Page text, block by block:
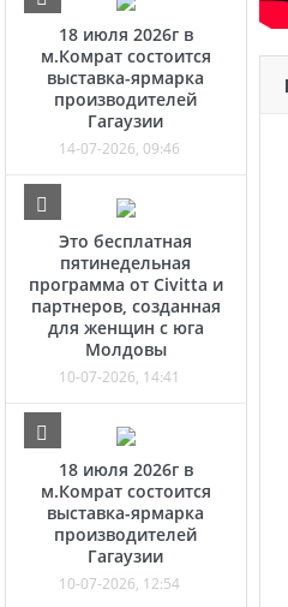
18 июля 2026г в
м.Комрат состоится
выставка-ярмарка
производителей
Гагаузии
14-07-2026, 09:46
Это бесплатная
пятинедельная
программа от Civitta и
партнеров, созданная
для женщин с юга
Молдовы
10-07-2026, 14:41
18 июля 2026г в
м.Комрат состоится
выставка-ярмарка
производителей
Гагаузии
10-07-2026, 12:54